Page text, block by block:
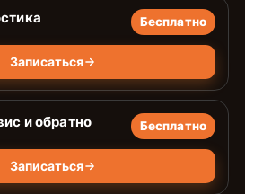
Бесплатно
Записаться
и обратно Бесплатно
Записаться